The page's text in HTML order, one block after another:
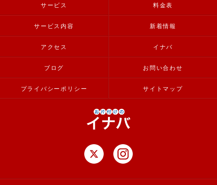
サービス 料金表
サービス内容 新着情報
アクセス イナバ
ブログ お問い合わせ
プライバシーポリシー サイトマップ